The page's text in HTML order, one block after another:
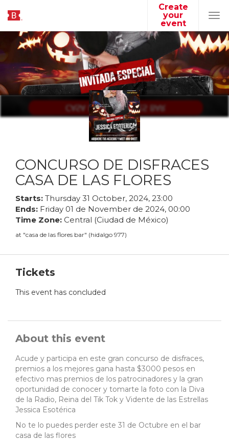
Create
your
event
CONCURSO DE DISFRACES
CASA DE LAS FLORES
Starts: Thursday 31 October, 2024, 23:00
Ends: Friday 01 de November de 2024, 00:00
Time Zone: Central (Ciudad de México)
at "casa de las flores bar" (hidalgo 977)
Tickets
This event has concluded
About this event
Acude y participa en este gran concurso de disfraces,
premios a los mejores gana hasta $3000 pesos en
efectivo mas premios de los patrocinadores y la gran
oportunidad de conocer y tomarte la foto con la Diva
de la Radio, Reina del Tik Tok y Vidente de las Estrellas
Jessica Esotérica
No te lo puedes perder este 31 de Octubre en el bar
casa de las flores